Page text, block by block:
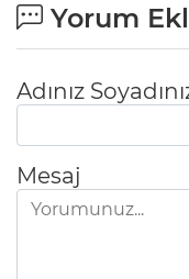
Yorum
Adınız
Mesaj